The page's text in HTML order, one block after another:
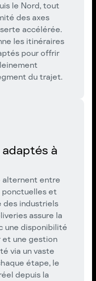
le Nord, tout
des axes
accélérée.
les itinéraires
pour offrir
du trajet.
à
alternent entre
ponctuelles et
des industriels
assure la
une disponibilité
et une gestion
via un vaste
étape, le
depuis la